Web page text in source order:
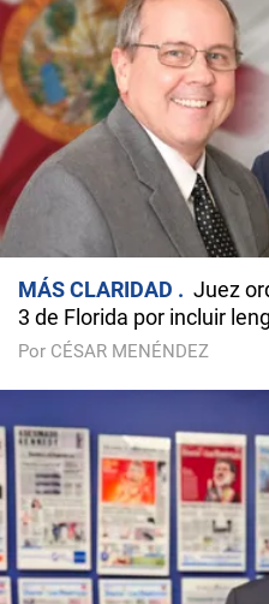
MÁS CLARIDAD
Juez
3 de Florida por incluir
Por CÉSAR MENÉNDEZ